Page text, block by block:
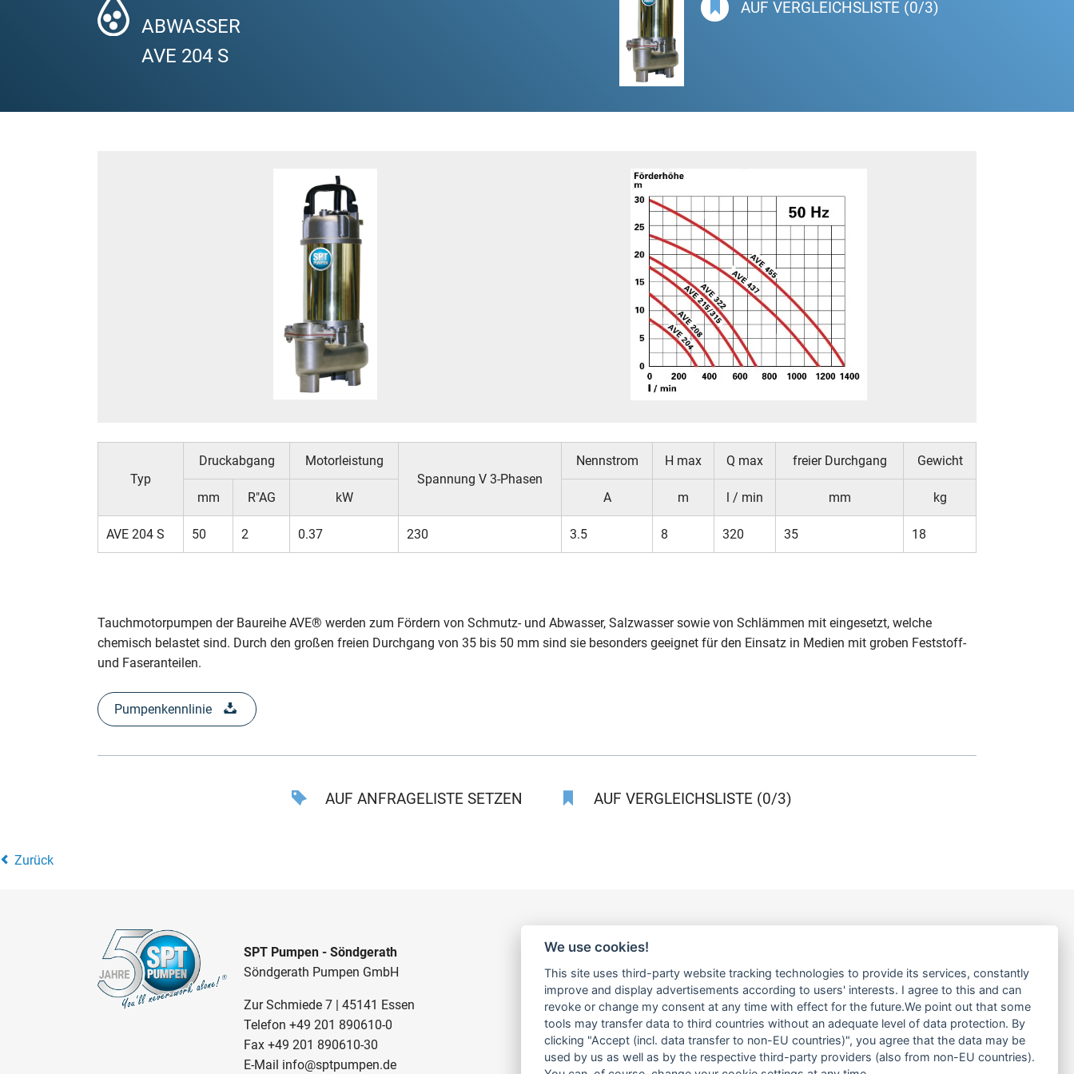
ABWASSER
AVE 204 S
AUF VERGLEICHSLISTE (0/3)
Typ
Druckabgang
Motorleistung
Spannung V 3-Phasen
Nennstrom H max Q max freier Durchgang Gewicht
mm R"AG kW A m l / min mm kg
AVE 204 S 50 2 0.37 230 3.5 8 320 35 18
Tauchmotorpumpen der Baureihe AVE® werden zum Fördern von Schmutz- und Abwasser, Salzwasser sowie von Schlämmen mit eingesetzt, welche
chemisch belastet sind. Durch den großen freien Durchgang von 35 bis 50 mm sind sie besonders geeignet für den Einsatz in Medien mit groben Feststoff-
und Faseranteilen.
Pumpenkennlinie
AUF ANFRAGELISTE SETZEN AUF VERGLEICHSLISTE (0/3)
Zurück
SPT Pumpen - Söndgerath
Söndgerath Pumpen GmbH
Zur Schmiede 7 | 45141 Essen
Telefon+49 201 890610-0
Fax +49 201 890610-30
E-Mail info@sptpumpen.de
BAUPUMPEN
FÜR SCHMUTZWASSER
FÜR SCHLAMMWASSER
FÜR ABWASSER
FÜR RESTWASSER
ÜBER UNS
PRODUKTE
SERVICE
MIETEN
NEWS & TERMINE
We use cookies!
This site uses third-party website tracking technologies to provide its services, constantly
improve and display advertisements according to users' interests. I agree to this and can
revoke or change my consent at any time with effect for the future.We point out that some
tools may transfer data to third countries without an adequate level of data protection. By
clicking "Accept (incl. data transfer to non-EU countries)", you agree that the data may be
used by us as well as by the respective third-party providers (also from non-EU countries).